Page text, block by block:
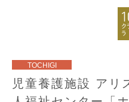
児童養護施設 アリ